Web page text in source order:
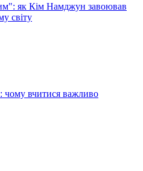
як Кім Намджун завоював
світу
чому вчитися важливо